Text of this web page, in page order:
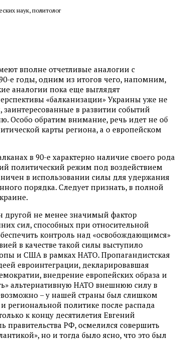
наук, политолог
вполне отчетливые аналогии с
е годы, одним из итогов чего, напомним,
аналогии пока еще выглядят
«балканизации» Украины уже не
заинтересованные в развитии событий
Особо обратим внимание, речь идет не об
карты региона, а о европейском
в 90-е характерно наличие своего рода
политический режим под воздействием
в использовании силы для удержания
порядка. Следует признать, в полной
другой не менее значимый фактор
сил, способных при относительной
контроль над «освобождающимся»
в качестве такой силы выступило
и США в рамках НАТО. Пропагандистская
евроинтеграции, декларировавшая
внедрение европейских образа и
альтернативную НАТО внешнюю силу в
– у нашей страны был слишком
региональной политике после распада
к концу десятилетия Евгений
правительства РФ, осмелился совершить
но и тогда было ясно, что это был